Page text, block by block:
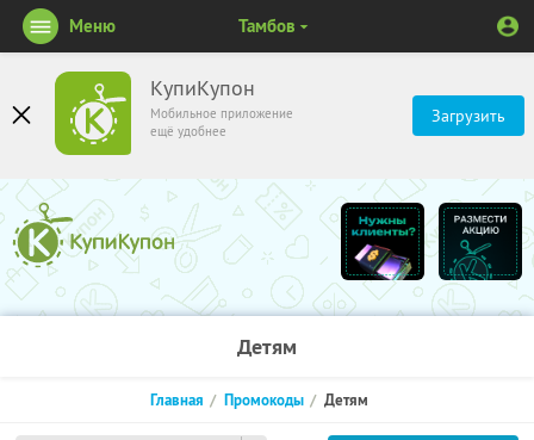
КупиКупон
Мобильное приложение
ещё удобнее
Загрузить
Меню Тамбов
Детям
Главная Промокоды Детям